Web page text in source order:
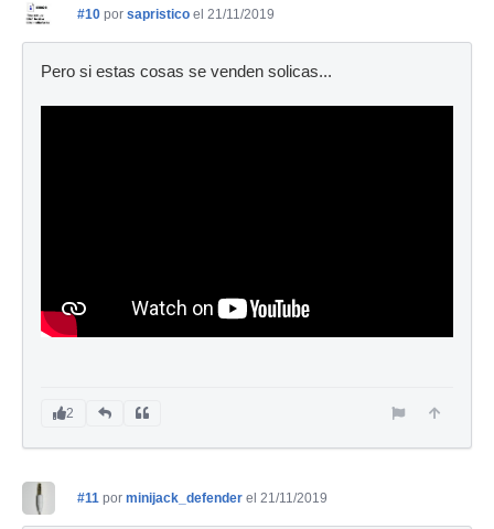
#10 por sapristico el 21/11/2019
Pero si estas cosas se venden solicas...
2
#11 por minijack_defender el 21/11/2019